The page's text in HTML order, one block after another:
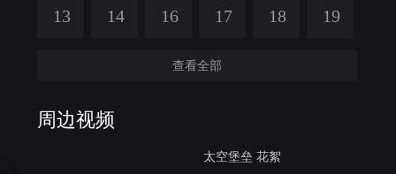
13 14 16 17 18 19
查看全部
周边视频
太空堡垒 花絮